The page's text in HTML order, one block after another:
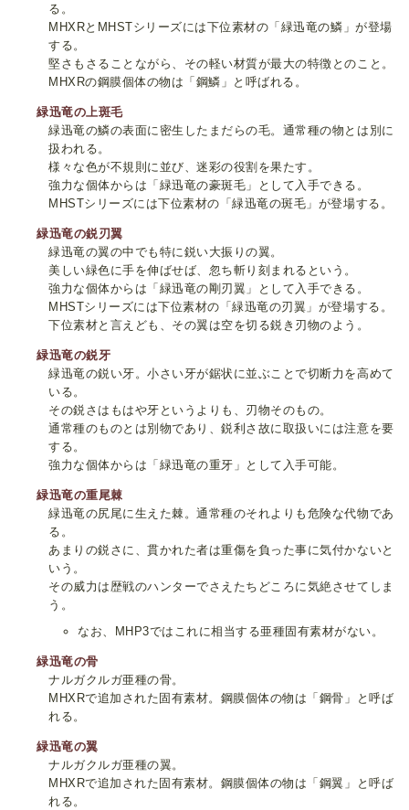
る。
MHXRとMHSTシリーズには下位素材の「緑迅竜の鱗」が登場
する。
堅さもさることながら、その軽い材質が最大の特徴とのこと。
MHXRの鋼膜個体の物は「鋼鱗」と呼ばれる。
緑迅竜の上斑毛
緑迅竜の鱗の表面に密生したまだらの毛。通常種の物とは別に
扱われる。
様々な色が不規則に並び、迷彩の役割を果たす。
強力な個体からは「緑迅竜の豪斑毛」として入手できる。
MHSTシリーズには下位素材の「緑迅竜の斑毛」が登場する。
緑迅竜の鋭刃翼
緑迅竜の翼の中でも特に鋭い大振りの翼。
美しい緑色に手を伸ばせば、忽ち斬り刻まれるという。
強力な個体からは「緑迅竜の剛刃翼」として入手できる。
MHSTシリーズには下位素材の「緑迅竜の刃翼」が登場する。
下位素材と言えども、その翼は空を切る鋭き刃物のよう。
緑迅竜の鋭牙
緑迅竜の鋭い牙。小さい牙が鋸状に並ぶことで切断力を高めて
いる。
その鋭さはもはや牙というよりも、刃物そのもの。
通常種のものとは別物であり、鋭利さ故に取扱いには注意を要
する。
強力な個体からは「緑迅竜の重牙」として入手可能。
緑迅竜の重尾棘
緑迅竜の尻尾に生えた棘。通常種のそれよりも危険な代物であ
る。
あまりの鋭さに、貫かれた者は重傷を負った事に気付かないと
いう。
その威力は歴戦のハンターでさえたちどころに気絶させてしま
う。
なお、MHP3ではこれに相当する亜種固有素材がない。
緑迅竜の骨
ナルガクルガ亜種の骨。
MHXRで追加された固有素材。鋼膜個体の物は「鋼骨」と呼ば
れる。
緑迅竜の翼
ナルガクルガ亜種の翼。
MHXRで追加された固有素材。鋼膜個体の物は「鋼翼」と呼ば
れる。